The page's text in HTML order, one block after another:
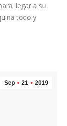
llegar a su
todo y
Sep 21 2019